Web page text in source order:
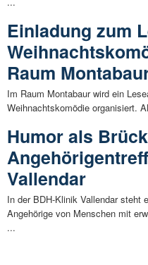
Einladung zum
Raum
Im Raum Montabaur wird ein
Weihnachtskomödie organisiert.
Humor als
Vallendar
In der BDH-Klinik Vallendar steht
Angehörige von Menschen mit
...